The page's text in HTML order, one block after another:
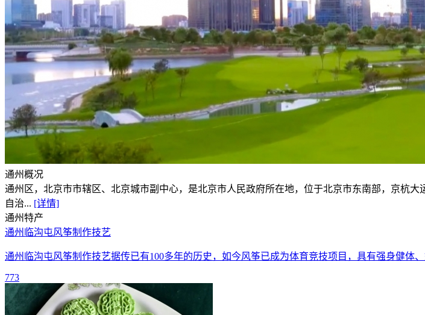
通州概况
通州区，北京市市辖区、北京城市副中心，是北京市人民政府所在地，位于北京市东南部，京杭
自治... [详情]
通州特产
通州临沟屯风筝制作技艺
通州临沟屯风筝制作技艺据传已有100多年的历史，如今风筝已成为体育竞技项目，具有强身健体
773